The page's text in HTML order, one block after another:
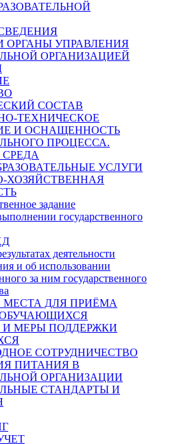
ОРГАНЫ УПРАВЛЕНИЯ
ОРГАНИЗАЦИЕЙ
СОСТАВ
ТЕХНИЧЕСКОЕ
И ОСНАЩЕННОСТЬ
ПРОЦЕССА.
УСЛУГИ
ХОЗЯЙСТВЕННАЯ
задание
государственного
деятельности
и об использовании
за ним государственного
ДЛЯ ПРИЁМА
ОБУЧАЮЩИХСЯ
МЕРЫ ПОДДЕРЖКИ
СОТРУДНИЧЕСТВО
ПИТАНИЯ В
ОРГАНИЗАЦИИ
СТАНДАРТЫ И